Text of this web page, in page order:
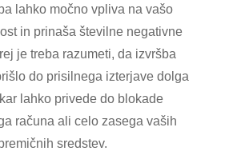
lahko močno vpliva na vašo
in prinaša številne negativne
je treba razumeti, da izvršba
do prisilnega izterjave dolga
lahko privede do blokade
računa ali celo zasega vaših
sredstev.